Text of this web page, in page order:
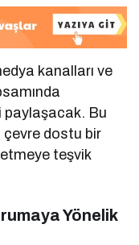
kanalları ve
paylaşacak. Bu
çevre dostu bir
teşvik
Yönelik